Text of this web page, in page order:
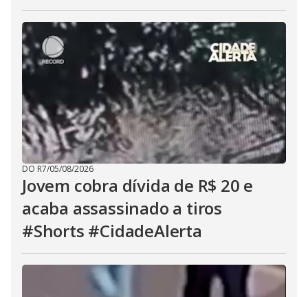
DO R7/05/08/2026
Jovem cobra dívida de R$ 20 e
acaba assassinado a tiros
#Shorts #CidadeAlerta